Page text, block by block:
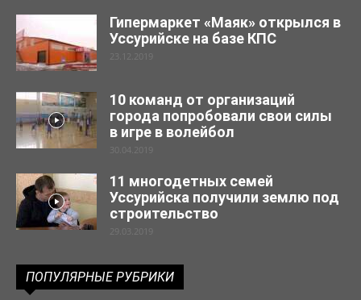
Гипермаркет «Маяк» открылся в
Уссурийске на базе КПС
23.12.2019
10 команд от организаций
города попробовали свои силы
в игре в волейбол
30.04.2019
11 многодетных семей
Уссурийска получили землю под
строительство
29.03.2019
ПОПУЛЯРНЫЕ РУБРИКИ